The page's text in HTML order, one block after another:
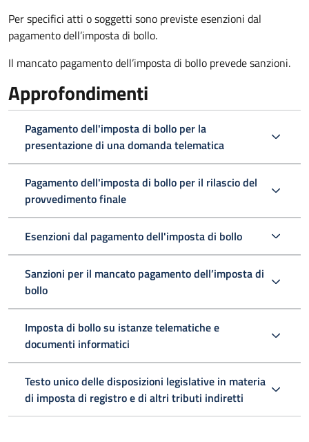
Per specifici atti o soggetti sono previste esenzioni dal
pagamento dell’imposta di bollo.
Il mancato pagamento dell’imposta di bollo prevede sanzioni.
Approfondimenti
Pagamento dell'imposta di bollo per la
presentazione di una domanda telematica
Pagamento dell'imposta di bollo per il rilascio del
provvedimento finale
Esenzioni dal pagamento dell'imposta di bollo
Sanzioni per il mancato pagamento dell’imposta di
bollo
Imposta di bollo su istanze telematiche e
documenti informatici
Testo unico delle disposizioni legislative in materia
di imposta di registro e di altri tributi indiretti